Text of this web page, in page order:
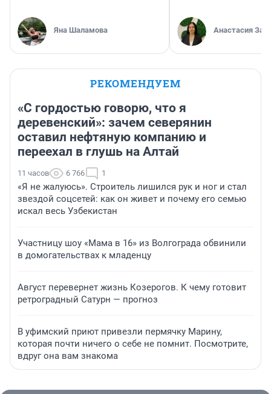
Яна Шаламова Анастасия
РЕКОМЕНДУЕМ
«С гордостью говорю, что я
деревенский»: зачем северянин
оставил нефтяную компанию и
переехал в глушь на Алтай
11 часов 6 766 1
«Я не жалуюсь». Строитель лишился рук и ног и стал
звездой соцсетей: как он живет и почему его семью
искал весь Узбекистан
Участницу шоу «Мама в 16» из Волгограда обвинили
в домогательствах к младенцу
Август перевернет жизнь Козерогов. К чему готовит
ретроградный Сатурн — прогноз
В уфимский приют привезли пермячку Марину,
которая почти ничего о себе не помнит. Посмотрите,
вдруг она вам знакома